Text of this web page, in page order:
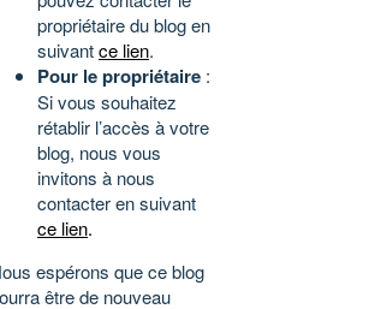
propriétaire du blog en
suivantce lien.
Pour le propriétaire :
Si vous souhaitez
rétablir l’accès à votre
blog, nous vous
invitons à nous
contacter en suivant
ce lien.
espérons que ce blog
être de nouveau